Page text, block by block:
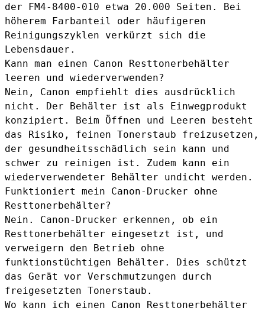
der FM4-8400-010 etwa 20.000 Seiten. Bei
höherem Farbanteil oder häufigeren
Reinigungszyklen verkürzt sich die
Lebensdauer.
Kann man einen Canon Resttonerbehälter
leeren und wiederverwenden?
Nein, Canon empfiehlt dies ausdrücklich
nicht. Der Behälter ist als Einwegprodukt
konzipiert. Beim Öffnen und Leeren besteht
das Risiko, feinen Tonerstaub freizusetzen,
der gesundheitsschädlich sein kann und
schwer zu reinigen ist. Zudem kann ein
wiederverwendeter Behälter undicht werden.
Funktioniert mein Canon-Drucker ohne
Resttonerbehälter?
Nein. Canon-Drucker erkennen, ob ein
Resttonerbehälter eingesetzt ist, und
verweigern den Betrieb ohne
funktionstüchtigen Behälter. Dies schützt
das Gerät vor Verschmutzungen durch
freigesetzten Tonerstaub.
Wo kann ich einen Canon Resttonerbehälter